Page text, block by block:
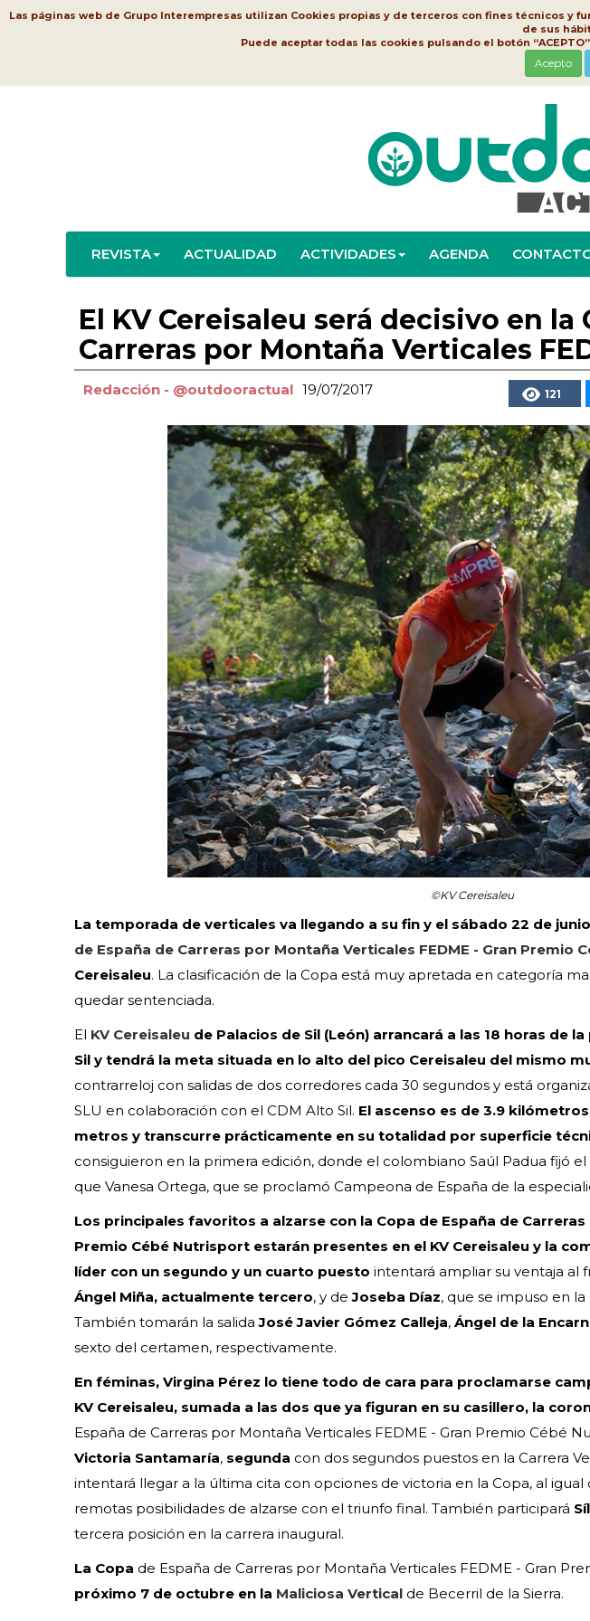
Las páginas web de Grupo Interempresas utilizan Cookies propias y de terceros con fines técnicos
de sus
Puede aceptar todas las cookies pulsando el botón
Acepto
REVISTA ACTUALIDAD ACTIVIDADES AGENDA
El KV Cereisaleu será decisivo en la
Carreras por Montaña Verticales
Redacción - @outdooractual 19/07/2017 121
©KV Cereisaleu
La temporada de verticales va llegando a su fin y el sábado 22 de
de España de Carreras por Montaña Verticales FEDME - Gran Premio
Cereisaleu. La clasificación de la Copa está muy apretada en categoría
quedar sentenciada.
El KV Cereisaleu de Palacios de Sil (León) arrancará a las 18 horas de
Sil y tendrá la meta situada en lo alto del pico Cereisaleu del mismo
contrarreloj con salidas de dos corredores cada 30 segundos y está
SLU en colaboración con el CDM Alto Sil. El ascenso es de 3.9
metros y transcurre prácticamente en su totalidad por superficie
consiguieron en la primera edición, donde el colombiano Saúl Padua fijó
que Vanesa Ortega, que se proclamó Campeona de España de la
Los principales favoritos a alzarse con la Copa de España de Carreras
Premio Cébé Nutrisport estarán presentes en el KV Cereisaleu y la
líder con un segundo y un cuarto puesto intentará ampliar su ventaja al
Ángel Miña, actualmente tercero, y deJoseba Díaz, que se impuso en la
También tomarán la salidaJosé Javier Gómez Calleja, Ángel de la
sexto del certamen, respectivamente.
En féminas, Virgina Pérez lo tiene todo de cara para proclamarse
KV Cereisaleu, sumada a las dos que ya figuran en su casillero, la
España de Carreras por Montaña Verticales FEDME - Gran Premio Cébé
Victoria Santamaría, segunda con dos segundos puestos en la Carrera
intentará llegar a la última cita con opciones de victoria en la Copa, al igual
remotas posibilidades de alzarse con el triunfo final. También participará
tercera posición en la carrera inaugural.
La Copa de España de Carreras por Montaña Verticales FEDME - Gran
próximo 7 de octubre en la Maliciosa Vertical de Becerril de la Sierra.